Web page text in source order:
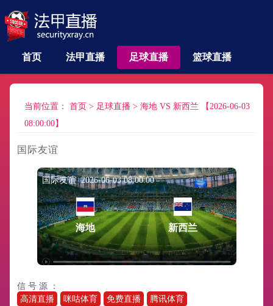
首页 法甲直播 足球直播 篮球直播
当前位置： 首页 > 足球直播 > 海地 VS 新西兰 【2026-06-03
08:00:00】
国际友谊
国际友谊 2026-06-03 08:00:00
海地 新西兰
信 号 源 ：
高清直播
咪咕体育 免费直播 腾讯体育